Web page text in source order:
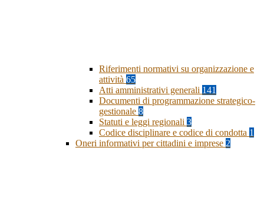
Riferimenti normativi su organizzazione e
attività 65
Atti amministrativi generali 141
Documenti di programmazione strategico-
gestionale 8
Statuti e leggi regionali 3
Codice disciplinare e codice di condotta 1
Oneri informativi per cittadini e imprese 2